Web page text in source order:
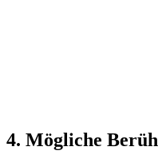
4. Mögliche